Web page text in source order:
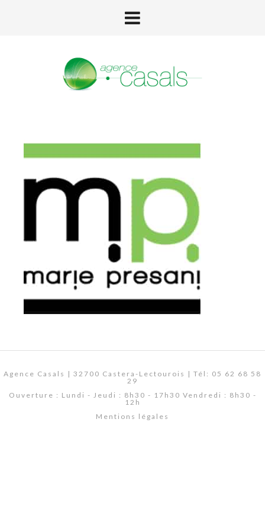
Agence Casals | 32700 Castera-Lectourois | Tél: 05 62 68 58
29
Ouverture : Lundi - Jeudi : 8h30 - 17h30 Vendredi : 8h30 -
12h
Mentions légales